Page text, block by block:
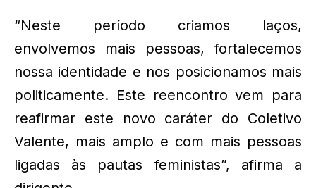
“Neste período criamos laços,
envolvemos mais pessoas, fortalecemos
nossa identidade e nos posicionamos mais
politicamente. Este reencontro vem para
reafirmar este novo caráter do Coletivo
Valente, mais amplo e com mais pessoas
ligadas às pautas feministas”, afirma a